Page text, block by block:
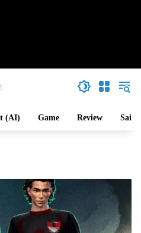
(AI) Game Review Sains